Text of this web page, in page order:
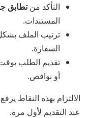
التأكد منتطابق
المستندات.
ترتيب الملف
السفارة.
تقديم الطلب
أو نواقص.
الالتزام بهذه النقاط
عند التقديم لأول مرة.